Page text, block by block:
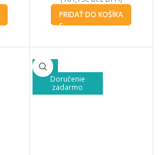
PRIDAŤ DO KOŠÍKA
-14%
Doručenie
zadarmo